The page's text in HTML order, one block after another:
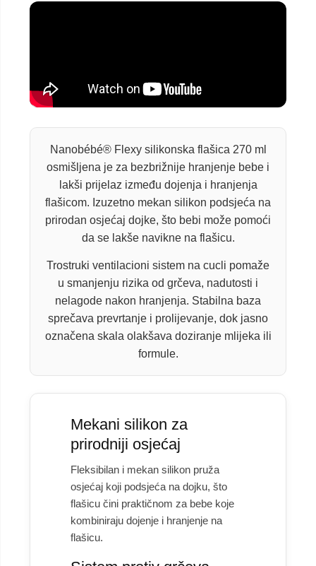
Nanobébé® Flexy silikonska flašica 270 ml
osmišljena je za bezbrižnije hranjenje bebe i
lakši prijelaz između dojenja i hranjenja
flašicom. Izuzetno mekan silikon podsjeća na
prirodan osjećaj dojke, što bebi može pomoći
da se lakše navikne na flašicu.
Trostruki ventilacioni sistem na cucli pomaže
u smanjenju rizika od grčeva, nadutosti i
nelagode nakon hranjenja. Stabilna baza
sprečava prevrtanje i prolijevanje, dok jasno
označena skala olakšava doziranje mlijeka ili
formule.
Mekani silikon za
prirodniji osjećaj
Fleksibilan i mekan silikon pruža
osjećaj koji podsjeća na dojku, što
flašicu čini praktičnom za bebe koje
kombiniraju dojenje i hranjenje na
flašicu.